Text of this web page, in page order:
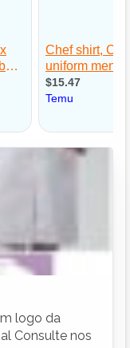
logo da
Consulte nos